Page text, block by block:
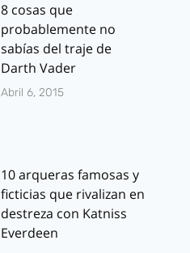
8 cosas que
probablemente no
sabías del traje de
Darth Vader
Abril 6, 2015
10 arqueras famosas y
ficticias que rivalizan en
destreza con Katniss
Everdeen